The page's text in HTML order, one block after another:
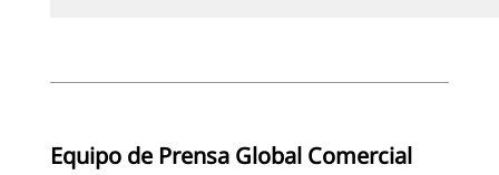
Equipo de Prensa Global Comercial